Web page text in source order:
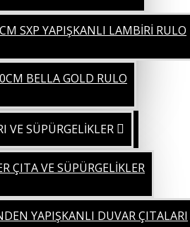
SXP YAPIŞKANLI LAMBİRİ RULO
BELLA GOLD RULO
VE SÜPÜRGELİKLER
ÇITA VE SÜPÜRGELİKLER
YAPIŞKANLI DUVAR ÇITALARI